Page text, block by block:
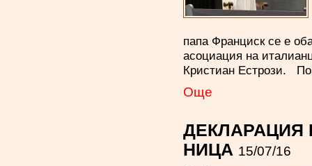
папа Франциск се е
асоциация на
Кристиан Естрози.
Oще
ДЕКЛАРАЦИЯ
НИЦА 15/07/16